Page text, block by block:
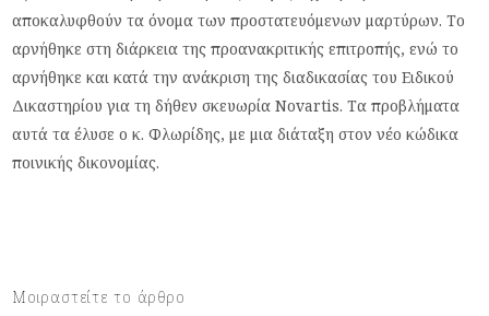
αποκαλυφθούν τα όνομα των προστατευόμενων μαρτύρων. Το
αρνήθηκε στη διάρκεια της προανακριτικής επιτροπής, ενώ το
αρνήθηκε και κατά την ανάκριση της διαδικασίας του Ειδικού
Δικαστηρίου για τη δήθεν σκευωρία Novartis. Τα προβλήματα
αυτά τα έλυσε ο κ. Φλωρίδης, με μια διάταξη στον νέο κώδικα
ποινικής δικονομίας.
Μοιραστείτε το άρθρο